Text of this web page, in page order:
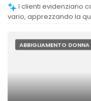
vario, apprezzando la
ABBIGLIAMENTO DONNA